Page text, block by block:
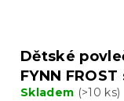
Dětské
FYNN
Skladem (>10 ks)